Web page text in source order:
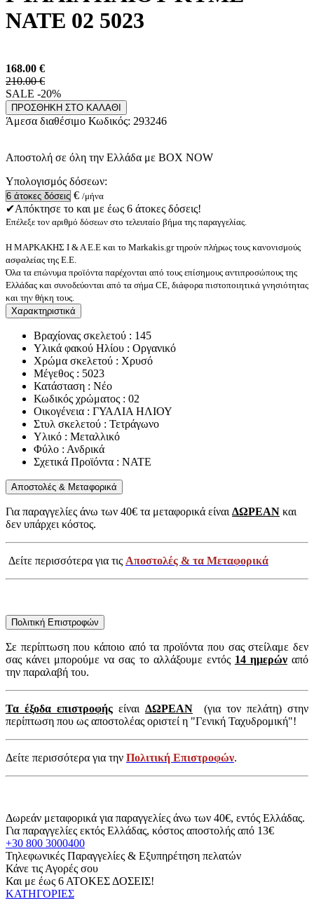
NATE 02 5023
168.00 €
210.00 €
SALE -20%
ΠΡΟΣΘΗΚΗ ΣΤΟ ΚΑΛΑΘΙ
Άμεσα διαθέσιμο Κωδικός: 293246
Αποστολή σε όλη την Ελλάδα με BOX NOW
Υπολογισμός δόσεων:
€ /μήνα
✔Απόκτησε το και με έως 6 άτοκες δόσεις!
Επέλεξε τον αριθμό δόσεων στο τελευταίο βήμα της παραγγελίας.
Η ΜΑΡΚΑΚΗΣ Ι & Α Ε.Ε και το Markakis.gr τηρούν πλήρως τους κανονισμούς
ασφαλείας της Ε.Ε.
Όλα τα επώνυμα προϊόντα παρέχονται από τους επίσημους αντιπροσώπους της
Ελλάδας και συνοδεύονται από τα σήμα CE, διάφορα πιστοποιητικά γνησιότητας
και την θήκη τους.
Χαρακτηριστικά
Βραχίονας σκελετού : 145
Υλικά φακού Ηλίου : Οργανικό
Χρώμα σκελετού : Χρυσό
Μέγεθος : 5023
Κατάσταση : Νέο
Κωδικός χρώματος : 02
Οικογένεια : ΓΥΑΛΙΑ ΗΛΙΟΥ
Στυλ σκελετού : Τετράγωνο
Υλικό : Μεταλλικό
Φύλο : Ανδρικά
Σχετικά Προϊόντα : NATE
Αποστολές & Μεταφορικά
Για παραγγελίες άνω των 40€ τα μεταφορικά είναιΔΩΡΕΑΝ και
δεν υπάρχει κόστος.
Δείτε περισσότερα για τις Αποστολές & τα Μεταφορικά
Πολιτική Επιστροφών
Σε περίπτωση που κάποιο από τα προϊόντα που σας στείλαμε δεν
σας κάνει μπορούμε να σας το αλλάξουμε εντός 14 ημερώναπό
την παραλαβή του.
Τα έξοδα επιστροφής είναι ΔΩΡΕΑΝ (για τον πελάτη) στην
περίπτωση που ως αποστολέας οριστεί η "Γενική Ταχυδρομική"!
Δείτε περισσότερα για την Πολιτική Επιστροφών.
Δωρεάν μεταφορικά για παραγγελίες άνω των 40€, εντός Ελλάδας.
Για παραγγελίες εκτός Ελλάδας, κόστος αποστολής από 13€
+30 800 3000400
Τηλεφωνικές Παραγγελίες & Εξυπηρέτηση πελατών
Κάνε τις Αγορές σου
Και με έως 6 ΑΤΟΚΕΣ ΔΟΣΕΙΣ!
ΚΑΤΗΓΟΡΙΕΣ